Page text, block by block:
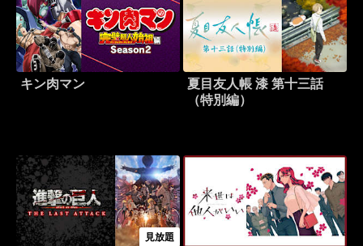
キン肉マン
夏目友人帳 漆 第十三話
（特別編）
見放題